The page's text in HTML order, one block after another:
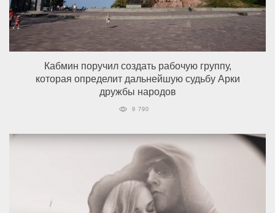
Кабмин поручил создать рабочую группу,
которая определит дальнейшую судьбу Арки
дружбы народов
9 790